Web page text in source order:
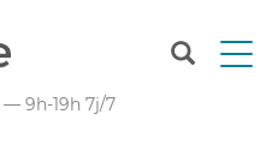
T
— 9h-19h 7j/7